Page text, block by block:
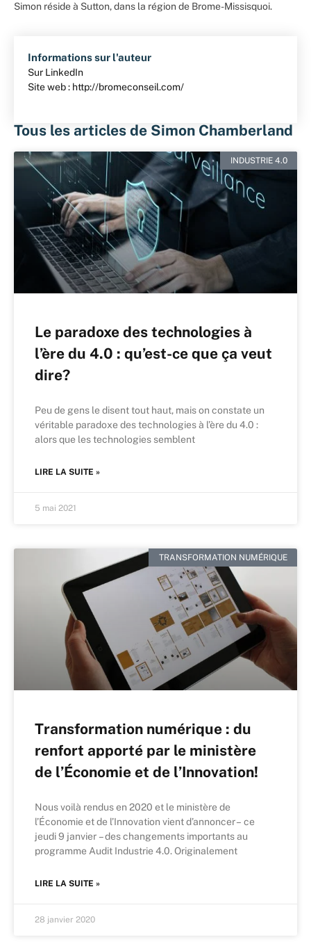
Simon réside à Sutton, dans la région de Brome-Missisquoi.
Informations sur l'auteur
Sur LinkedIn
Site web : http://bromeconseil.com/
Tous les articles de Simon Chamberland
INDUSTRIE 4.0
Le paradoxe des technologies à
l’ère du 4.0 : qu’est-ce que ça veut
dire?
Peu de gens le disent tout haut, mais on constate un
véritable paradoxe des technologies à l’ère du 4.0 :
alors que les technologies semblent
LIRE LA SUITE »
5 mai 2021
TRANSFORMATION NUMÉRIQUE
Transformation numérique : du
renfort apporté par le ministère
de l’Économie et de l’Innovation!
Nous voilà rendus en 2020 et le ministère de
l’Économie et de l’Innovation vient d’annoncer – ce
jeudi 9 janvier – des changements importants au
programme Audit Industrie 4.0. Originalement
LIRE LA SUITE »
28 janvier 2020